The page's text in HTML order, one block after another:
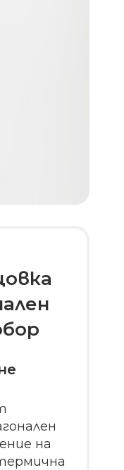
на